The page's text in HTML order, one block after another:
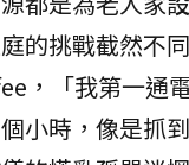
的挑戰截然不
，「我第一通
小時，像是抓